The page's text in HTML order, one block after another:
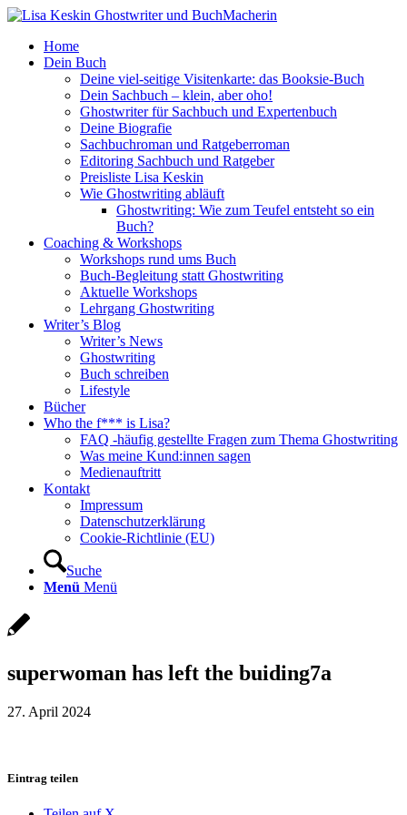
Home
Dein Buch
Deine viel-seitige Visitenkarte: das Booksie-Buch
Dein Sachbuch – klein, aber oho!
Ghostwriter für Sachbuch und Expertenbuch
Deine Biografie
Sachbuchroman und Ratgeberroman
Editoring Sachbuch und Ratgeber
Preisliste Lisa Keskin
Wie Ghostwriting abläuft
Ghostwriting: Wie zum Teufel entsteht so ein
Buch?
Coaching & Workshops
Workshops rund ums Buch
Buch-Begleitung statt Ghostwriting
Aktuelle Workshops
Lehrgang Ghostwriting
Writer’s Blog
Writer’s News
Ghostwriting
Buch schreiben
Lifestyle
Bücher
Who the f*** is Lisa?
FAQ -häufig gestellte Fragen zum Thema Ghostwriting
Was meine Kund:innen sagen
Medienauftritt
Kontakt
Impressum
Datenschutzerklärung
Cookie-Richtlinie (EU)
Suche
Menü Menü
superwoman has left the buiding7a
27. April 2024
Eintrag teilen